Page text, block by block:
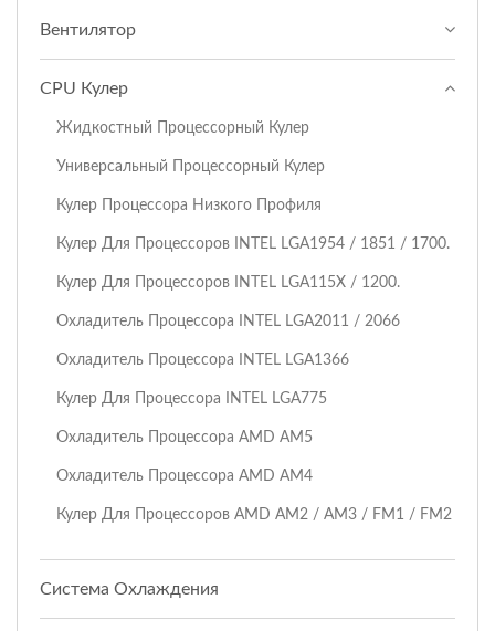
Вентилятор
CPU Кулер
Жидкостный Процессорный Кулер
Универсальный Процессорный Кулер
Кулер Процессора Низкого Профиля
Кулер Для Процессоров INTEL LGA1954 / 1851 / 1700.
Кулер Для Процессоров INTEL LGA115X / 1200.
Охладитель Процессора INTEL LGA2011 / 2066
Охладитель Процессора INTEL LGA1366
Кулер Для Процессора INTEL LGA775
Охладитель Процессора AMD AM5
Охладитель Процессора AMD AM4
Кулер Для Процессоров AMD AM2 / AM3 / FM1 / FM2
Система Охлаждения